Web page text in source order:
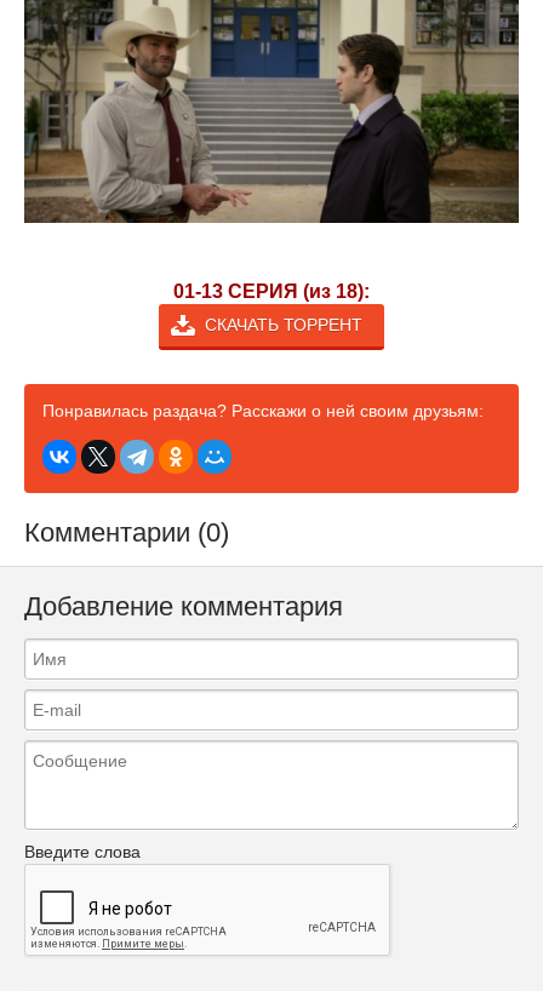
01-13 СЕРИЯ (из 18):
СКАЧАТЬ ТОРРЕНТ
Понравилась раздача? Расскажи о ней своим друзьям:
Комментарии (0)
Добавление комментария
Введите слова